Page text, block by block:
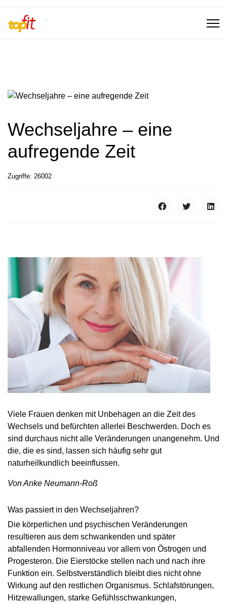
Wechseljahre – eine
aufregende Zeit
Zugriffe: 26002
Viele Frauen denken mit Unbehagen an die Zeit des
Wechsels und befürchten allerlei Beschwerden. Doch es
sind durchaus nicht alle Veränderungen unangenehm. Und
die, die es sind, lassen sich häufig sehr gut
naturheilkundlich beeinflussen.
Von Anke Neumann-Roß
Was passiert in den Wechseljahren?
Die körperlichen und psychischen Veränderungen
resultieren aus dem schwankenden und später
abfallenden Hormonniveau vor allem von Östrogen und
Progesteron. Die Eierstöcke stellen nach und nach ihre
Funktion ein. Selbstverständlich bleibt dies nicht ohne
Wirkung auf den restlichen Organismus. Schlafstörungen,
Hitzewallungen, starke Gefühlsschwankungen,